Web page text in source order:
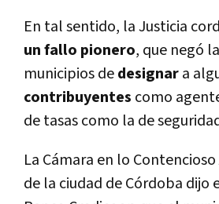
En tal sentido, la Justicia
un fallo pionero, que negó
municipios dedesignara
contribuyentes como
de tasas como la de
La Cámara en lo
de la ciudad de Córdoba dijo